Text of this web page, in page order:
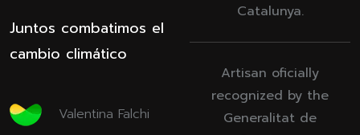
Juntos combatimos el
cambio climático
Valentina Falchi
Catalunya.
Artisan oficially
recognized by the
Generalitat de